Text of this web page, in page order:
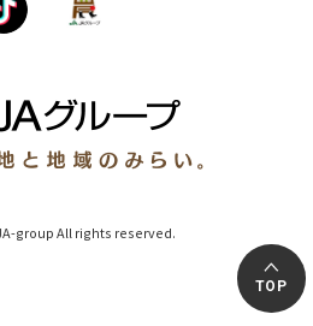
group All rights reserved.
TOP